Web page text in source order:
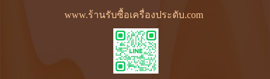
www.ร้านรับซื้อเครื่องประดับ.com